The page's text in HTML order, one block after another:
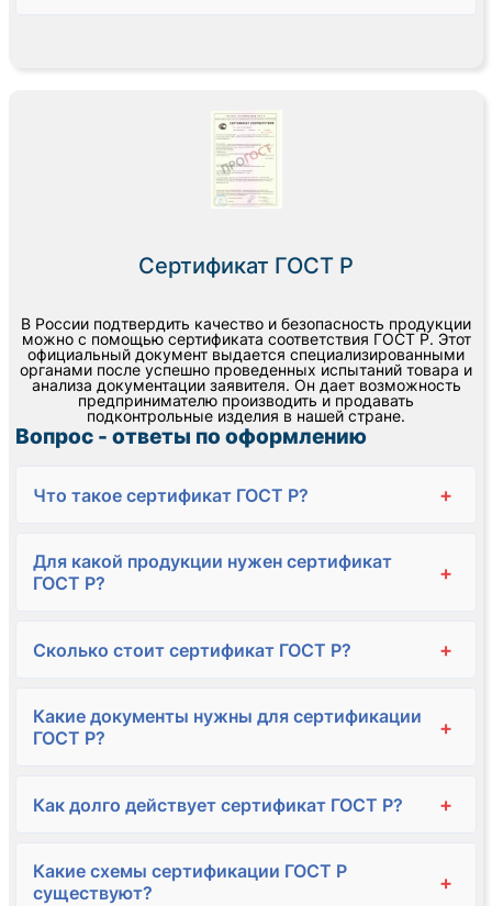
Сертификат ГОСТ Р
В России подтвердить качество и безопасность продукции
можно с помощью сертификата соответствия ГОСТ Р. Этот
официальный документ выдается специализированными
органами после успешно проведенных испытаний товара и
анализа документации заявителя. Он дает возможность
предпринимателю производить и продавать
подконтрольные изделия в нашей стране.
Вопрос - ответы по оформлению
Что такое сертификат ГОСТ Р? +
Для какой продукции нужен сертификат
ГОСТ Р?
+
Сколько стоит сертификат ГОСТ Р? +
Какие документы нужны для сертификации
ГОСТ Р?
+
Как долго действует сертификат ГОСТ Р? +
Какие схемы сертификации ГОСТ Р
существуют?
+